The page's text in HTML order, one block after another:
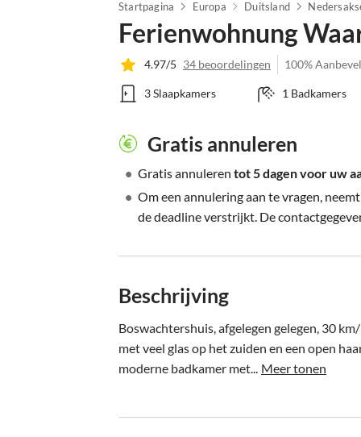
Startpagina Europa Duitsland
Ferienwohnung
4.97/5 34 beoordelingen 100%
3 Slaapkamers 1 Badkamers
Gratis annuleren
• Gratis annuleren tot 5 dagen voor uw
• Om een annulering aan te vragen,
de deadline verstrijkt. De
Beschrijving
Boswachtershuis, afgelegen gelegen, 30
met veel glas op het zuiden en een open
moderne badkamer met... Meer tonen